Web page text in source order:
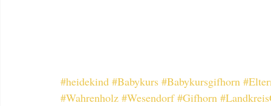
#heidekind #Babykurs #Babykursgifhorn
#Wahrenholz #Wesendorf #Gifhorn